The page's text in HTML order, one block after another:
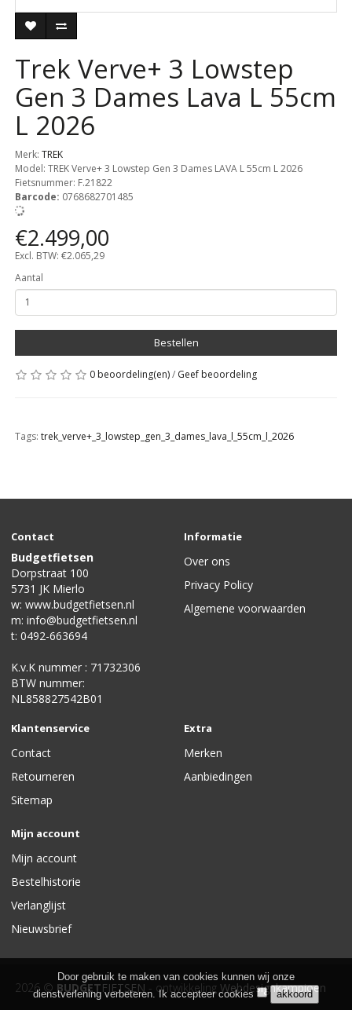
Trek Verve+ 3 Lowstep
Gen 3 Dames Lava L 55cm
L 2026
Merk:TREK
Model: TREK Verve+ 3 Lowstep Gen 3 Dames LAVA L 55cm L 2026
Fietsnummer: F.21822
Barcode: 0768682701485
€2.499,00
Excl. BTW: €2.065,29
Aantal
Bestellen
0 beoordeling(en)/ Geef beoordeling
Tags:trek_verve+_3_lowstep_gen_3_dames_lava_l_55cm_l_2026
Contact
Budgetfietsen
Dorpstraat 100
5731 JK Mierlo
w:www.budgetfietsen.nl
m:info@budgetfietsen.nl
t:0492-663694
K.v.K nummer : 71732306
BTW nummer:
NL858827542B01
Informatie
Over ons
Privacy Policy
Algemene voorwaarden
Klantenservice
Contact
Retourneren
Sitemap
Extra
Merken
Aanbiedingen
Mijn account
Mijn account
Bestelhistorie
Verlanglijst
Nieuwsbrief
2026 © BUDGETFIETSEN - ontwikkelingWebdesignkampioen
Door gebruik te maken van cookies kunnen wij onze
dienstverlening verbeteren. Ik accepteer cookies